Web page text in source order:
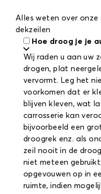
Alles weten over
dekzeilen
Hoe droog je je
Wij raden u aan uw
drogen, plat
vervormt. Leg het
voorkomen dat er
blijven kleven, wat
carrosserie kan
bijvoorbeeld een
droogrek enz. als
zeil nooit in de
niet meteen
opgevouwen op in
ruimte, indien